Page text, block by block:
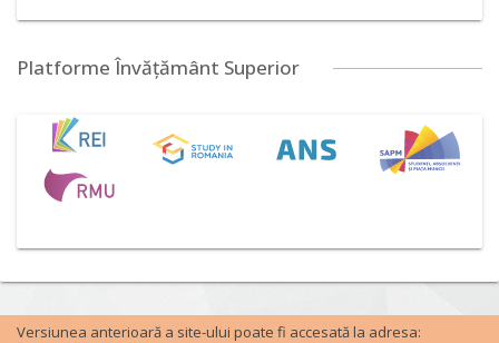
Platforme Învățământ Superior
Versiunea anterioară a site-ului poate fi accesată la adresa: